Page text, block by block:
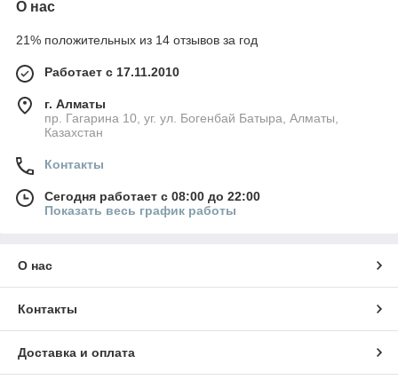
О нас
21% положительных из 14 отзывов за год
Работает с 17.11.2010
г. Алматы
пр. Гагарина 10, уг. ул. Богенбай Батыра, Алматы,
Казахстан
Контакты
Сегодня работает с 08:00 до 22:00
Показать весь график работы
О нас
Контакты
Доставка и оплата